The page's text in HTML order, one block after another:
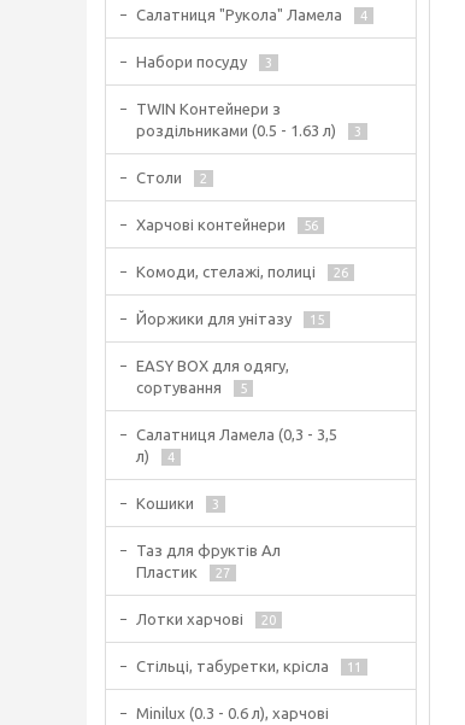
Салатниця "Рукола" Ламела 4
Набори посуду 3
TWIN Контейнери з
роздільниками (0.5 - 1.63 л)
3
Столи 2
Харчові контейнери 56
Комоди, стелажі, полиці 26
Йоржики для унітазу 15
EASY BOX для одягу,
сортування
5
Салатниця Ламела (0,3 - 3,5
л)
4
Кошики 3
Таз для фруктів Ал
Пластик
27
Лотки харчові 20
Стільці, табуретки, крісла 11
Minilux (0.3 - 0.6 л), харчові